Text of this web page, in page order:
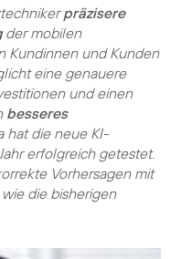
präzisere
der mobilen
Kundinnen und Kunden
eine genauere
und einen
besseres
hat die neue KI-
erfolgreich getestet.
Vorhersagen mit
die bisherigen